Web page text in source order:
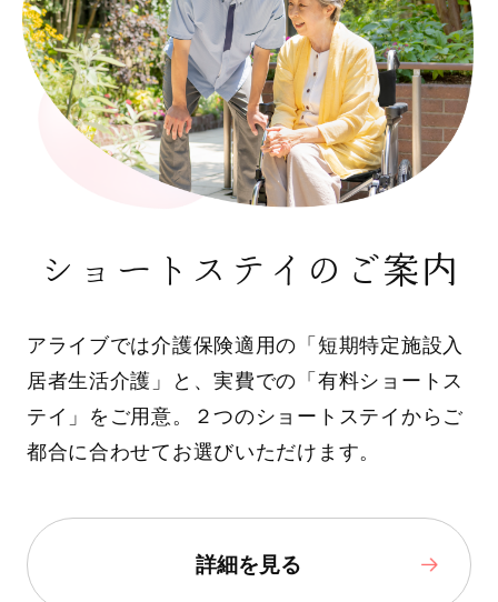
ショートステイのご案内
アライブでは介護保険適用の「短期特定施設入
居者生活介護」と、実費での「有料ショートス
テイ」をご用意。２つのショートステイからご
都合に合わせてお選びいただけます。
詳細を見る